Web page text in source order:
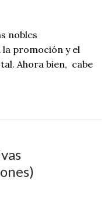
nobles
promoción y el
Ahora bien, cabe